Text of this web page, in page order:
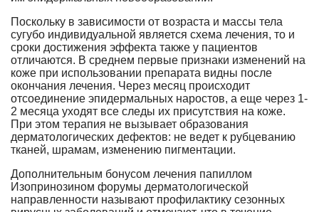
Поскольку в зависимости от возраста и массы тела
сугубо индивидуальной является схема лечения, то и
сроки достижения эффекта также у пациентов
отличаются. В среднем первые признаки изменений на
коже при использовании препарата видны после
окончания лечения. Через месяц происходит
отсоединение эпидермальных наростов, а еще через 1-
2 месяца уходят все следы их присутствия на коже.
При этом терапия не вызывает образования
дерматологических дефектов: не ведет к рубцеванию
тканей, шрамам, изменению пигментации.
Дополнительным бонусом лечения папиллом
Изопринозином форумы дерматологической
направленности называют профилактику сезонных